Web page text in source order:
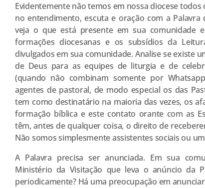
Evidentemente não temos em nossa diocese
no entendimento, escuta e oração com a
veja o que está presente em sua comunidade
formações diocesanas e os subsídios da
divulgados em sua comunidade. Analise se existe
de Deus para as equipes de liturgia e de
(quando não combinam somente por
agentes de pastoral, de modo especial os das
tem como destinatário na maioria das vezes, os
formação bíblica e este contato orante com as
têm, antes de qualquer coisa, o direito de
Não somos simplesmente assistentes sociais ou
A Palavra precisa ser anunciada. Em sua
Ministério da Visitação que leva o anúncio da
periodicamente? Há uma preocupação em